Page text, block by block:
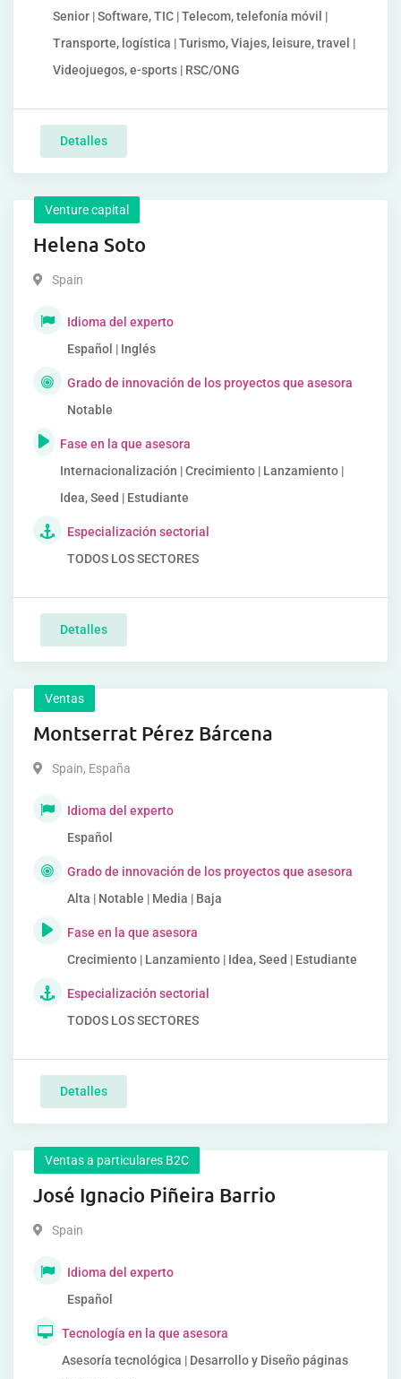
Senior | Software, TIC | Telecom, telefonía móvil |
Transporte, logística | Turismo, Viajes, leisure, travel |
Videojuegos, e-sports | RSC/ONG
Detalles
Venture capital
Helena Soto
Spain
Idioma del experto
Español | Inglés
Grado de innovación de los proyectos que asesora
Notable
Fase en la que asesora
Internacionalización | Crecimiento | Lanzamiento |
Idea, Seed | Estudiante
Especialización sectorial
TODOS LOS SECTORES
Detalles
Ventas
Montserrat Pérez Bárcena
Spain, España
Idioma del experto
Español
Grado de innovación de los proyectos que asesora
Alta | Notable | Media | Baja
Fase en la que asesora
Crecimiento | Lanzamiento | Idea, Seed | Estudiante
Especialización sectorial
TODOS LOS SECTORES
Detalles
Ventas a particulares B2C
José Ignacio Piñeira Barrio
Spain
Idioma del experto
Español
Tecnología en la que asesora
Asesoría tecnológica | Desarrollo y Diseño páginas